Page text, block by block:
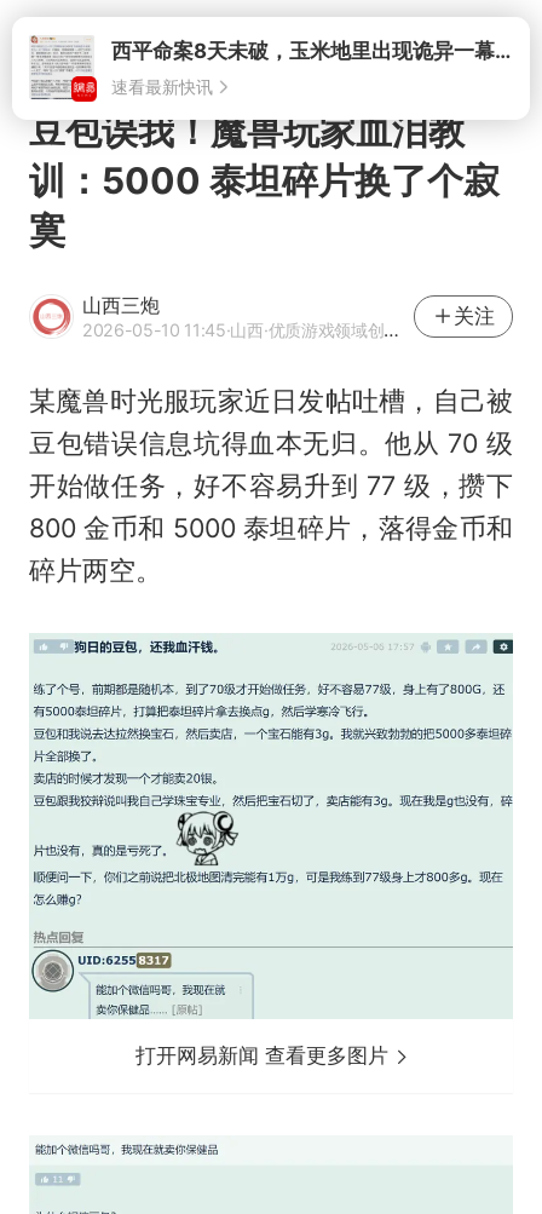
打开西平命案8天未破，玉米地里出现诡异一幕，我突然想起了欧金中
速看最新快讯
豆包误我！魔兽玩家血泪教
训：5000 泰坦碎片换了个寂
寞
山西三炮
2026-05-10 11:45·山西·优质游戏领域创作者
关注
某魔兽时光服玩家近日发帖吐槽，自己被
豆包错误信息坑得血本无归。他从 70 级
开始做任务，好不容易升到 77 级，攒下
800 金币和 5000 泰坦碎片，落得金币和
碎片两空。
打开网易新闻 查看更多图片